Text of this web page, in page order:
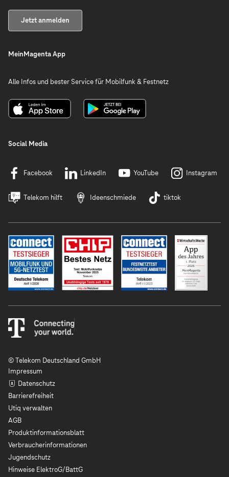
Jetzt anmelden
MeinMagenta App
Alle Infos und bester Service für Mobilfunk & Festnetz
Social Media
Facebook LinkedIn YouTube Instagram
Telekom hilft Ideenschmiede tiktok
© Telekom Deutschland GmbH
Impressum
Datenschutz
Barrierefreiheit
Utiq verwalten
AGB
Produktinformationsblatt
Verbraucherinformationen
Jugendschutz
Hinweise ElektroG/BattG